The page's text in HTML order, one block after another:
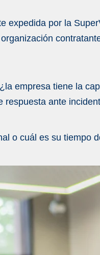
expedida por la
empresa tiene la
ante
o cuál es su tiempo